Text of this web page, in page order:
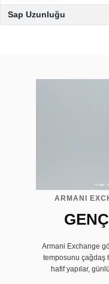
Sap Uzunluğu
ARMANI
Armani Exchange
temposunu çağdaş
hafif yapılar,